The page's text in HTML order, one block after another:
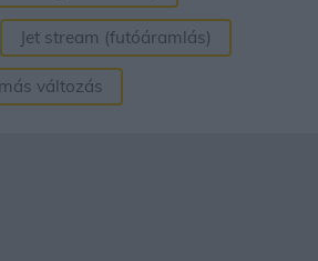
Jet stream (futóáramlás)
változás